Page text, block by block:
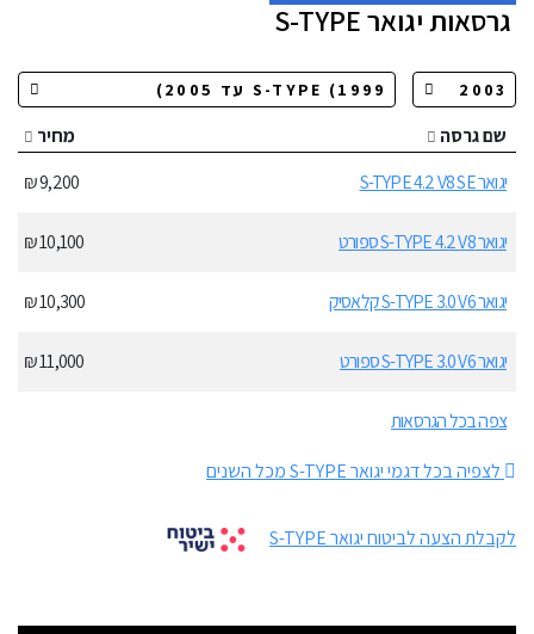
גרסאותיגואר S-TYPE
שם גרסה
מחיר
יגואר S-TYPE 4.2 V8 SE
9,200 ₪
יגואר S-TYPE 4.2 V8 ספורט 10,100 ₪
יגואר S-TYPE 3.0 V6 קלאסיק 10,300 ₪
יגואר S-TYPE 3.0 V6 ספורט 11,000 ₪
צפה בכל הגרסאות
לצפיה בכל דגמי יגואר S-TYPE מכל השנים
לקבלת הצעה לביטוח יגואר S-TYPE